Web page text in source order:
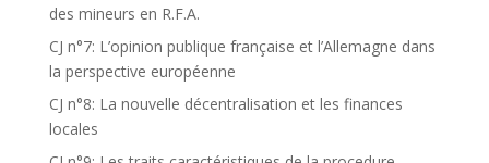
des mineurs en R.F.A.
CJ n°7: L’opinion publique française et l’Allemagne dans
la perspective européenne
CJ n°8: La nouvelle décentralisation et les finances
locales